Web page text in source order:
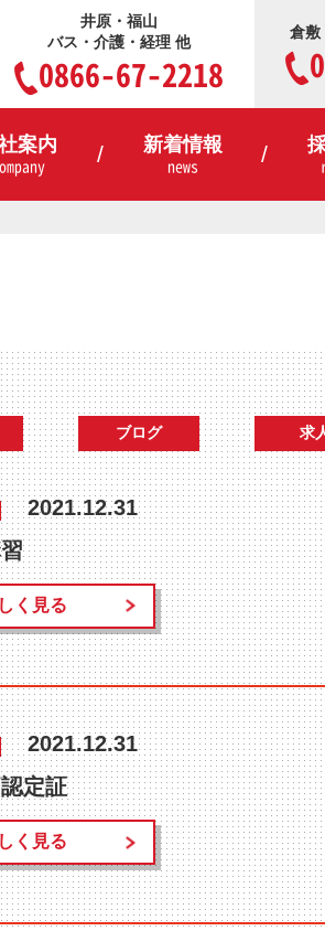
井原・福山
バス・介護・経理 他
0866-67-2218
倉敷
案内
新着情報
news
ブログ 求
2021.12.31
く見る
2021.12.31
定証
く見る